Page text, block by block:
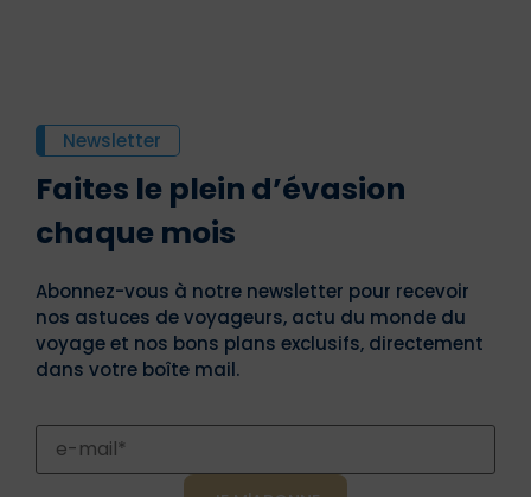
Newsletter
Faites le plein d’évasion
chaque mois
Abonnez-vous à notre newsletter pour recevoir
nos astuces de voyageurs, actu du monde du
voyage et nos bons plans exclusifs, directement
dans votre boîte mail.